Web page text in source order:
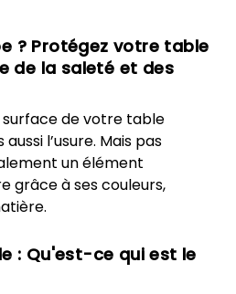
? Protégez votre table
de la saleté et des
de votre table
l’usure. Mais pas
un élément
grâce à ses couleurs,
: Qu'est-ce qui est le